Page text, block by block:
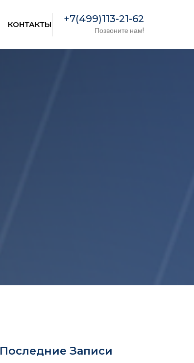
КОНТАКТЫ +7(499)113-21-62
Позвоните нам!
Последние Записи